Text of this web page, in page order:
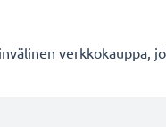
verkkokauppa,